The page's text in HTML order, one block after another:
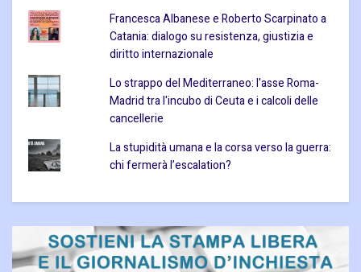
Francesca Albanese e Roberto Scarpinato a
Catania: dialogo su resistenza, giustizia e
diritto internazionale
Lo strappo del Mediterraneo: l'asse Roma-
Madrid tra l'incubo di Ceuta e i calcoli delle
cancellerie
La stupidità umana e la corsa verso la guerra:
chi fermerà l’escalation?